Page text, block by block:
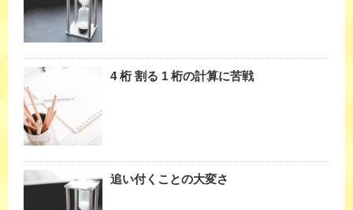
4 桁 割る 1 桁の計算に苦戦
追い付くことの大変さ